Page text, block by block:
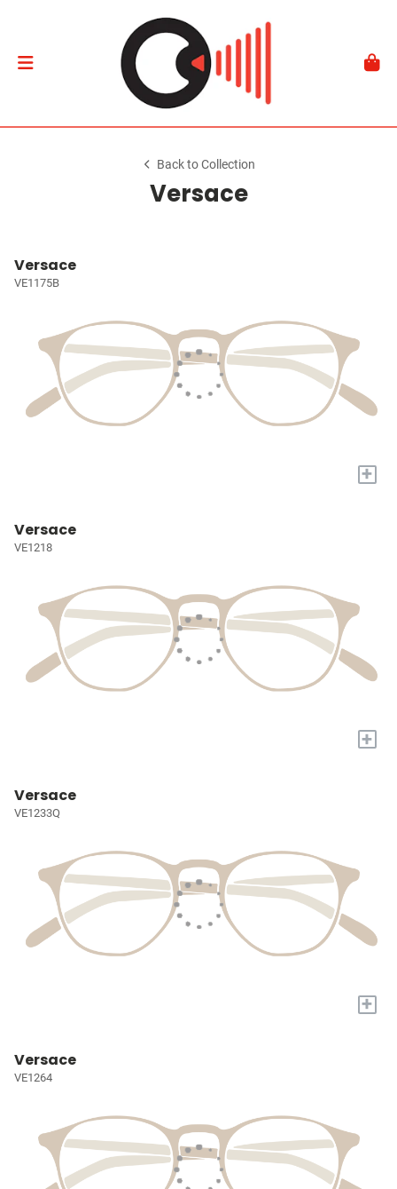
Back to Collection
Versace
Versace
VE1175B
+
Versace
VE1218
+
Versace
VE1233Q
+
Versace
VE1264